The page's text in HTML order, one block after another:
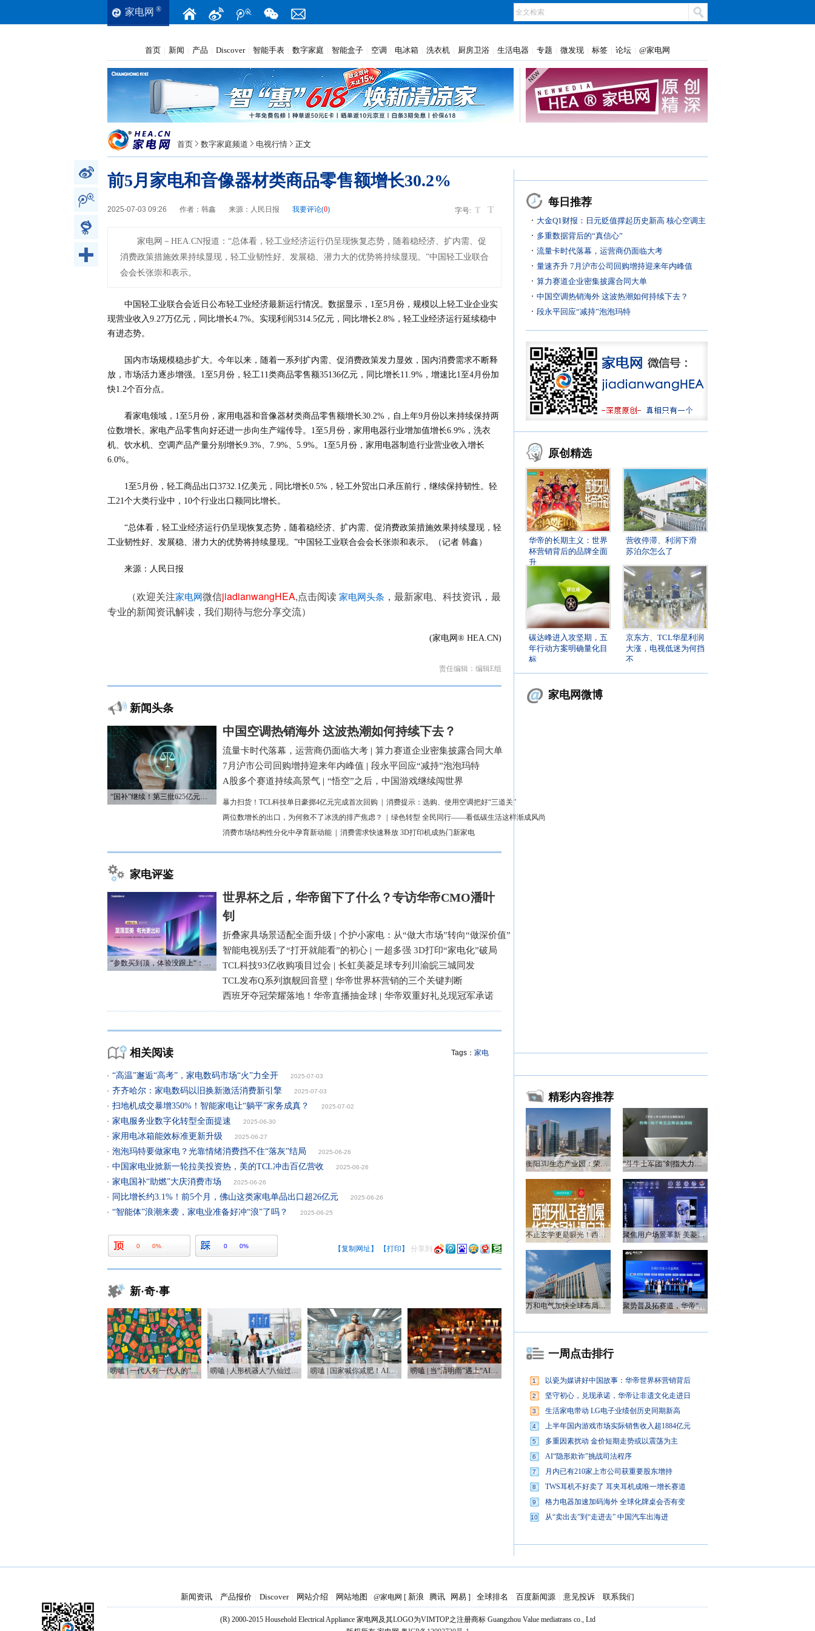
家电网 ®
首页 新闻 产品 Discover 智能手表 数字家庭 智能盒子 空调 电冰箱 洗衣机 厨房卫浴 生活电器 专题 微发现 标签 论坛 @家电网
首页 数字家庭频道 电视行情 正文
前5月家电和音像器材类商品零售额增长30.2%
字号: T T
2025-07-03 09:26 作者： 韩鑫 来源： 人民日报 我要评论(0)
家电网－HEA.CN报道： “总体看，轻工业经济运行仍呈现恢复态势，随着稳经济、扩内需、促
消费政策措施效果持续显现，轻工业韧性好、发展稳、潜力大的优势将持续显现。”中国轻工业联合
会会长张崇和表示。
中国轻工业联合会近日公布轻工业经济最新运行情况。数据显示，1至5月份，规模以上轻工业企业实
现营业收入9.27万亿元，同比增长4.7%。实现利润5314.5亿元，同比增长2.8%，轻工业经济运行延续稳中
有进态势。
国内市场规模稳步扩大。今年以来，随着一系列扩内需、促消费政策发力显效，国内消费需求不断释
放，市场活力逐步增强。1至5月份，轻工11类商品零售额35136亿元，同比增长11.9%，增速比1至4月份加
快1.2个百分点。
看家电领域，1至5月份，家用电器和音像器材类商品零售额增长30.2%，自上年9月份以来持续保持两
位数增长。家电产品零售向好还进一步向生产端传导。1至5月份，家用电器行业增加值增长6.9%，洗衣
机、饮水机、空调产品产量分别增长9.3%、7.9%、5.9%。1至5月份，家用电器制造行业营业收入增长
6.0%。
1至5月份，轻工商品出口3732.1亿美元，同比增长0.5%，轻工外贸出口承压前行，继续保持韧性。轻
工21个大类行业中，10个行业出口额同比增长。
“总体看，轻工业经济运行仍呈现恢复态势，随着稳经济、扩内需、促消费政策措施效果持续显现，轻
工业韧性好、发展稳、潜力大的优势将持续显现。”中国轻工业联合会会长张崇和表示。（记者 韩鑫）
来源：人民日报
（欢迎关注家电网微信jiadianwangHEA,点击阅读 家电网头条 ，最新家电、科技资讯，最
专业的新闻资讯解读，我们期待与您分享交流）
(家电网® HEA.CN)
责任编辑：编辑E组
新闻头条
“国补”继续！第三批625亿元资金已下达
中国空调热销海外 这波热潮如何持续下去？
流量卡时代落幕，运营商仍面临大考 | 算力赛道企业密集披露合同大单
7月沪市公司回购增持迎来年内峰值 | 段永平回应“减持”泡泡玛特
A股多个赛道持续高景气 | “悟空”之后，中国游戏继续闯世界
暴力扫货！TCL科技单日豪掷4亿元完成首次回购
消费提示：选购、使用空调把好“三道关”
两位数增长的出口，为何救不了冰洗的排产焦虑？
绿色转型 全民同行——看低碳生活这样渐成风尚
消费市场结构性分化中孕育新动能
消费需求快速释放 3D打印机成热门新家电
家电评鉴
“参数买到顶，体验没跟上“：长虹追光Q70S给高端电视打了个样
世界杯之后，华帝留下了什么？专访华帝CMO潘叶
钊
折叠家具场景适配全面升级 | 个护小家电：从“做大市场”转向“做深价值”
智能电视别丢了“打开就能看”的初心 | 一超多强 3D打印“家电化”破局
TCL科技93亿收购项目过会 | 长虹美菱足球专列川渝皖三城同发
TCL发布Q系列旗舰回音壁 | 华帝世界杯营销的三个关键判断
西班牙夺冠荣耀落地！华帝直播抽金球 | 华帝双重好礼兑现冠军承诺
相关阅读 Tags： 家电
“高温”邂逅“高考”，家电数码市场“火”力全开 2025-07-03
齐齐哈尔：家电数码以旧换新激活消费新引擎 2025-07-03
扫地机成交暴增350%！智能家电让“躺平”家务成真？ 2025-07-02
家电服务业数字化转型全面提速 2025-06-30
家用电冰箱能效标准更新升级 2025-06-27
泡泡玛特要做家电？光靠情绪消费挡不住“落灰”结局 2025-06-26
中国家电业掀新一轮拉美投资热，美的TCL冲击百亿营收 2025-06-26
家电国补“助燃”大庆消费市场 2025-06-26
同比增长约3.1%！前5个月，佛山这类家电单品出口超26亿元 2025-06-26
“智能体”浪潮来袭，家电业准备好冲“浪”了吗？ 2025-06-25
0 0% 0 0% 【复制网址】 【打印】 分享到
新·奇·事
唠嗑 | 一代人有一代人的“鸡蛋”要领 唠嗑 | 人形机器人“八仙过海”，这届“半马”有点癫 唠嗑 | 国家喊你减肥！AI教练真能让你躺瘦？ 唠嗑 | 当“清明雨”遇上“AI风” 科技如何重塑我们生活？
每日推荐
大金Q1财报：日元贬值撑起历史新高 核心空调主
业盈利转弱
多重数据背后的“真信心”
流量卡时代落幕，运营商仍面临大考
量速齐升 7月沪市公司回购增持迎来年内峰值
算力赛道企业密集披露合同大单
中国空调热销海外 这波热潮如何持续下去？
段永平回应“减持”泡泡玛特
原创精选
华帝的长期主义：世界
杯营销背后的品牌全面
升
营收停滞、利润下滑
苏泊尔怎么了
碳达峰进入攻坚期，五
年行动方案明确量化目
标
京东方、TCL华星利润
大涨，电视低迷为何挡
不
家电网微博
精彩内容推荐
衡阳3U生态产业园：荣电集团的政企合作新答卷 “斗牛士军团”剑指大力神杯，华帝以“一瓷一金”静候荣光
不止玄学更是眼光！西班牙队夺冠，华帝火速官宣启动兑奖福利 聚焦用户场景革新 美菱产品创新打造差异化居家体验
万和电气加快全球布局，海外营收占比升至四成 聚势普及拓赛道，华帝“亮剑”洗碗机峰会，破局存量换新
一周点击排行
1 以瓷为媒讲好中国故事：华帝世界杯营销背后
2 坚守初心，兑现承诺，华帝让非遗文化走进日
3 生活家电带动 LG电子业绩创历史同期新高
4 上半年国内游戏市场实际销售收入超1884亿元
5 多重因素扰动 金价短期走势或以震荡为主
6 AI“隐形欺诈”挑战司法程序
7 月内已有210家上市公司获重要股东增持
8 TWS耳机不好卖了 耳夹耳机成唯一增长赛道
9 格力电器加速加码海外 全球化牌桌会否有变
10 从“卖出去”到“走进去” 中国汽车出海进
新闻资讯 产品报价 Discover 网站介绍 网站地图 @家电网 [ 新浪 腾讯 网易 ] 全球排名 百度新闻源 意见投诉 联系我们
(R) 2000-2015 Household Electrical Appliance 家电网及其LOGO为VIMTOP之注册商标 Guangzhou Value mediatrans co., Ltd